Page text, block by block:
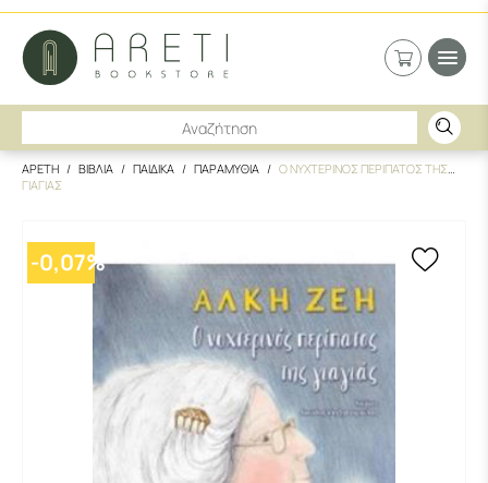
ΑΡΕΤΗ ΒΙΒΛΙΑ ΠΑΙΔΙΚΑ ΠΑΡΑΜΥΘΙΑ
Ο ΝΥΧΤΕΡΙΝΟΣ ΠΕΡΙΠΑΤΟΣ ΤΗΣ
ΓΙΑΓΙΑΣ
-0,07%